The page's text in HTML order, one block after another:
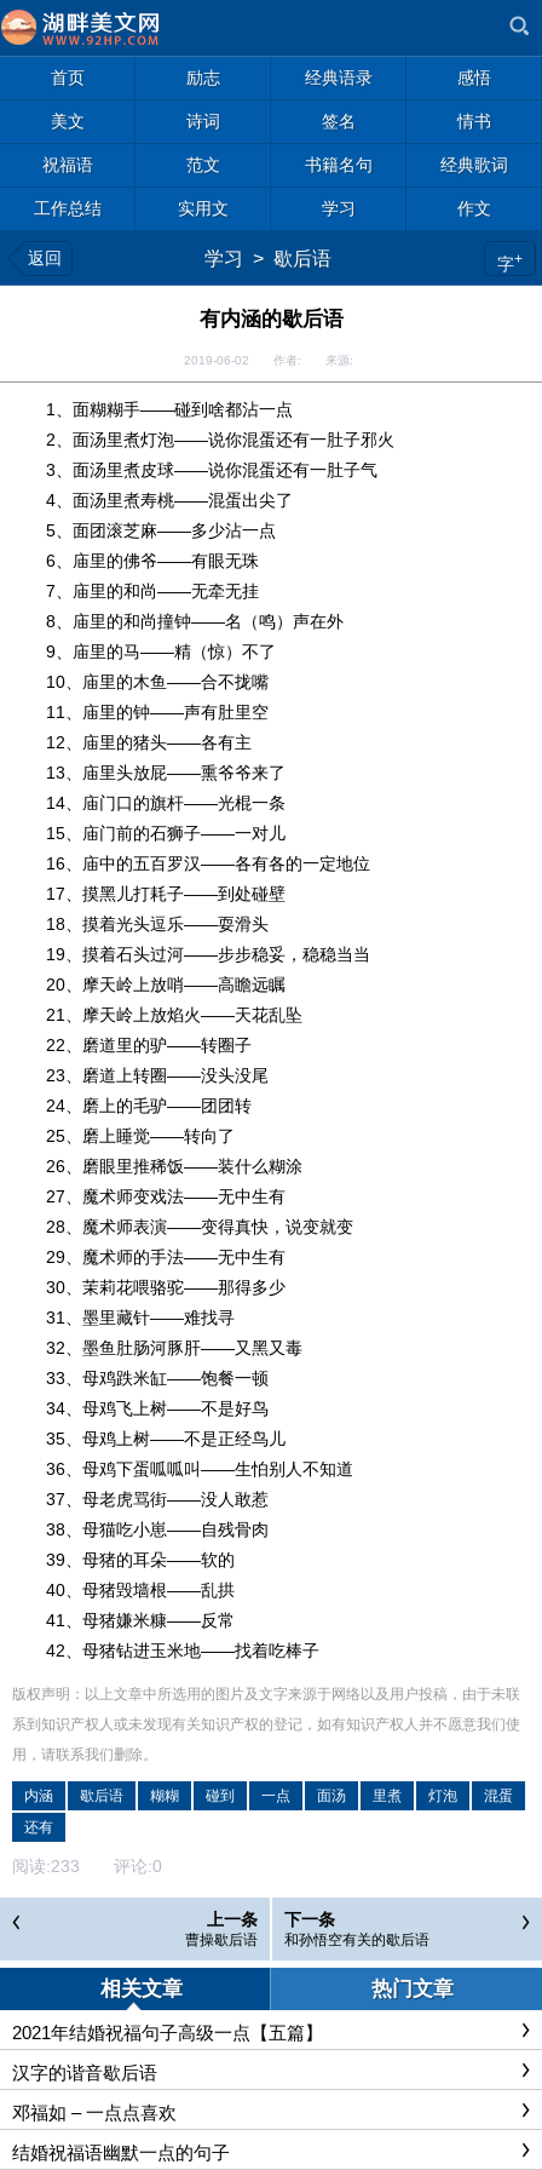
首页 励志 经典语录 感悟
美文 诗词 签名 情书
祝福语 范文 书籍名句 经典歌词
工作总结 实用文 学习 作文
返回 学习 > 歇后语 字+
有内涵的歇后语
2019-06-02 作者: 来源:
1、面糊糊手――碰到啥都沾一点
2、面汤里煮灯泡――说你混蛋还有一肚子邪火
3、面汤里煮皮球――说你混蛋还有一肚子气
4、面汤里煮寿桃――混蛋出尖了
5、面团滚芝麻――多少沾一点
6、庙里的佛爷――有眼无珠
7、庙里的和尚――无牵无挂
8、庙里的和尚撞钟――名（鸣）声在外
9、庙里的马――精（惊）不了
10、庙里的木鱼――合不拢嘴
11、庙里的钟――声有肚里空
12、庙里的猪头――各有主
13、庙里头放屁――熏爷爷来了
14、庙门口的旗杆――光棍一条
15、庙门前的石狮子――一对儿
16、庙中的五百罗汉――各有各的一定地位
17、摸黑儿打耗子――到处碰壁
18、摸着光头逗乐――耍滑头
19、摸着石头过河――步步稳妥，稳稳当当
20、摩天岭上放哨――高瞻远瞩
21、摩天岭上放焰火――天花乱坠
22、磨道里的驴――转圈子
23、磨道上转圈――没头没尾
24、磨上的毛驴――团团转
25、磨上睡觉――转向了
26、磨眼里推稀饭――装什么糊涂
27、魔术师变戏法――无中生有
28、魔术师表演――变得真快，说变就变
29、魔术师的手法――无中生有
30、茉莉花喂骆驼――那得多少
31、墨里藏针――难找寻
32、墨鱼肚肠河豚肝――又黑又毒
33、母鸡跌米缸――饱餐一顿
34、母鸡飞上树――不是好鸟
35、母鸡上树――不是正经鸟儿
36、母鸡下蛋呱呱叫――生怕别人不知道
37、母老虎骂街――没人敢惹
38、母猫吃小崽――自残骨肉
39、母猪的耳朵――软的
40、母猪毁墙根――乱拱
41、母猪嫌米糠――反常
42、母猪钻进玉米地――找着吃棒子
版权声明：以上文章中所选用的图片及文字来源于网络以及用户投稿，由于未联
系到知识产权人或未发现有关知识产权的登记，如有知识产权人并不愿意我们使
用，请联系我们删除。
内涵 歇后语 糊糊 碰到 一点 面汤 里煮 灯泡
混蛋
还有
阅读:233 评论:0
上一条
曹操歇后语
下一条
和孙悟空有关的歇后语
相关文章 热门文章
2021年结婚祝福句子高级一点【五篇】
汉字的谐音歇后语
邓福如 – 一点点喜欢
结婚祝福语幽默一点的句子